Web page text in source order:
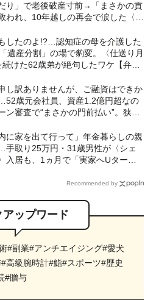
り」で老後破産寸前→「まさかの貢
われ、10年越しの再会で涙した〈孫
したのよ!?…認知症の母を介護した
遺産分割」の場で豹変。〈仕送り月
けた62歳弟が絶句したワケ【弁護
し訳ありませんが、ご融資はできか
歳元会社員、資産1.2億円超なの
ン審査で“まさかの門前払い”。狭い
に家を出て行って」年金暮らしの親
手取り25万円・31歳男性が〈シェ
入居も、1ヵ月で「実家へUター
Recommended by
アップワード
#副業#アンチエイジング#愛犬
#高級腕時計#鮨#スポーツ#歴史
#贈与